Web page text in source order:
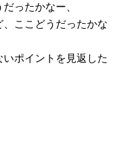
ったかなー、
ここどうだったかな
ポイントを見返した